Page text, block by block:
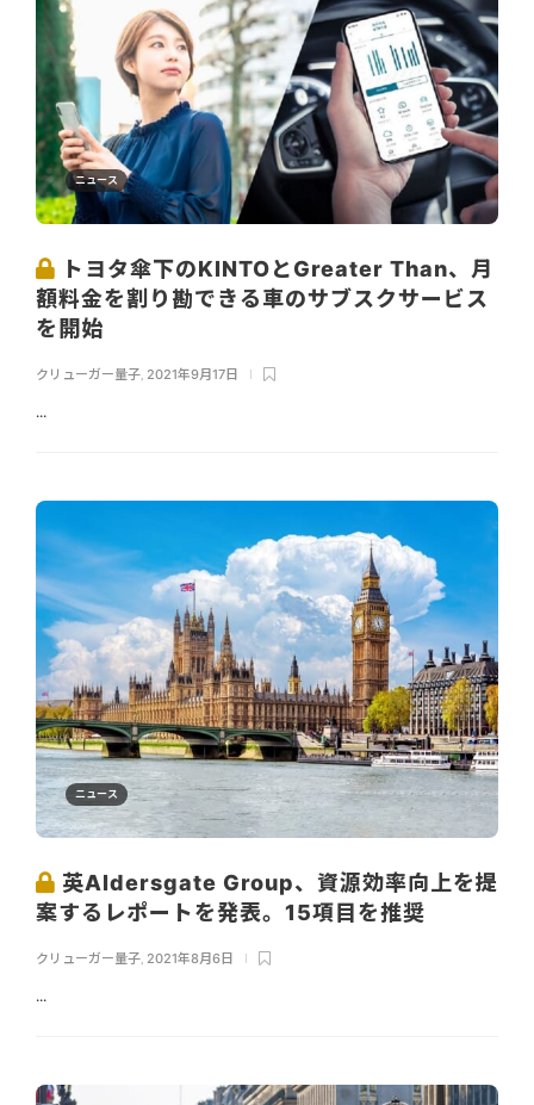
ニュース
トヨタ傘下のKINTOとGreater Than、月
額料金を割り勘できる車のサブスクサービス
を開始
クリューガー量子, 2021年9月17日
...
ニュース
英Aldersgate Group、資源効率向上を提
案するレポートを発表。15項目を推奨
クリューガー量子, 2021年8月6日
...